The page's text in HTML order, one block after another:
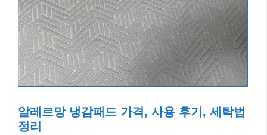
알레르망 냉감패드 가격, 사용 후기, 세탁법
정리